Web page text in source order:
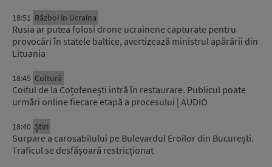
18:51 Război în Ucraina
Rusia ar putea folosi drone ucrainene capturate pentru
provocări în statele baltice, avertizează ministrul apărării din
Lituania
18:45 Cultură
Coiful de la Coțofenești intră în restaurare. Publicul poate
urmări online fiecare etapă a procesului | AUDIO
18:40 Știri
Surpare a carosabilului pe Bulevardul Eroilor din București.
Traficul se desfășoară restricționat